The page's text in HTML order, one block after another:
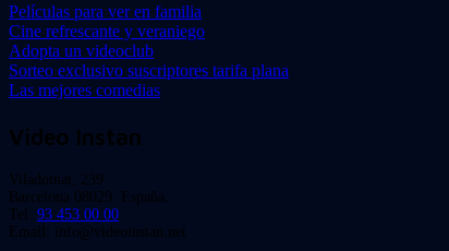
Películas para ver en familia
Cine refrescante y veraniego
Adopta un videoclub
Sorteo exclusivo suscriptores tarifa plana
Las mejores comedias
Video Instan
Viladomat, 239
Barcelona 08029. España.
Tel: 93 453 00 00
Email: info@videoinstan.net